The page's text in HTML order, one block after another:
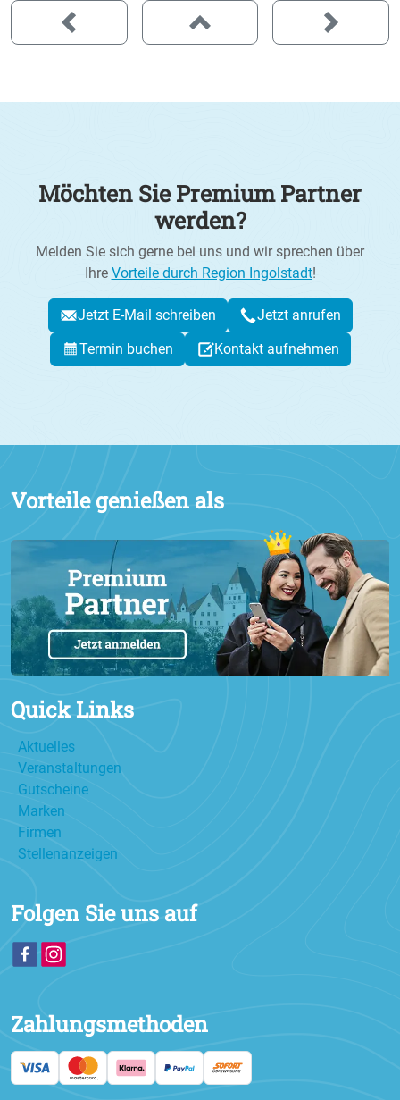
Möchten Sie Premium Partner
werden?
Melden Sie sich gerne bei uns und wir sprechen über
Ihre Vorteile durch Region Ingolstadt!
Jetzt E-Mail schreiben
Jetzt anrufen
Termin buchen
Kontakt aufnehmen
Vorteile genießen als
Quick Links
Aktuelles
Veranstaltungen
Gutscheine
Marken
Firmen
Stellenanzeigen
Folgen Sie uns auf
Zahlungsmethoden